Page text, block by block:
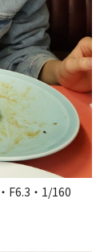
F6.3・1/160